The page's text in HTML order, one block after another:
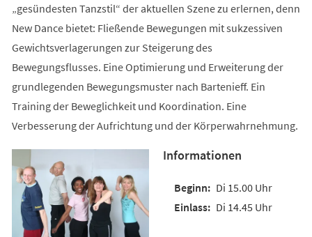
„gesündesten Tanzstil“ der aktuellen Szene zu erlernen, denn
New Dance bietet: Fließende Bewegungen mit sukzessiven
Gewichtsverlagerungen zur Steigerung des
Bewegungsflusses. Eine Optimierung und Erweiterung der
grundlegenden Bewegungsmuster nach Bartenieff. Ein
Training der Beweglichkeit und Koordination. Eine
Verbesserung der Aufrichtung und der Körperwahrnehmung.
Informationen
Di 15.00 Uhr
Di 14.45 Uhr